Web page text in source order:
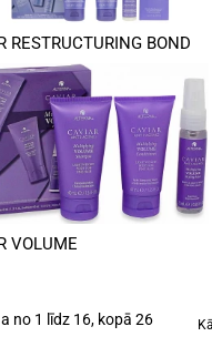
RESTRUCTURING BOND
VOLUME
no 1 līdz 16, kopā 26